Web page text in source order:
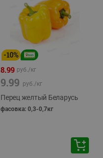
-10%
8.99 руб./кг
9.99 руб./кг
Перец желтый Беларусь
фасовка: 0,3-0,7кг